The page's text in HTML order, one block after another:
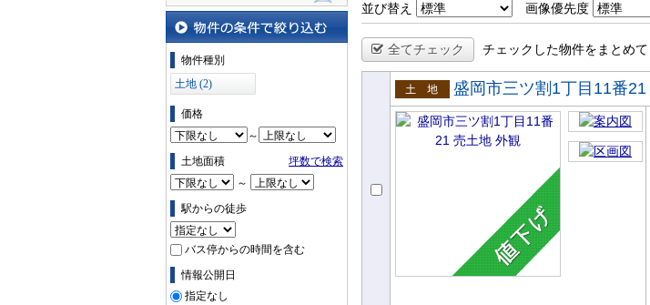
沿線・駅から探す
物件の条件で絞り込む
物件種別
土地 (2)
価格
～
土地面積
坪数で検索
～
駅からの徒歩
バス停からの時間を含む
情報公開日
指定なし
並び替え
画像優先度
全てチェック チェックした物件をまとめて
売土地
盛岡市三ツ割1丁目11番21